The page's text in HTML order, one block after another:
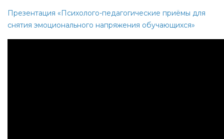
Презентация «Психолого-педагогические приёмы для
снятия эмоционального напряжения обучающихся»